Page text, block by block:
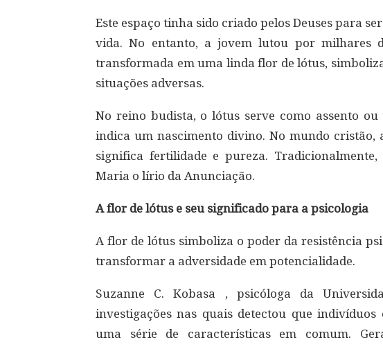
Este espaço tinha sido criado pelos Deuses para
vida. No entanto, a jovem lutou por milhares
transformada em uma linda flor de lótus,
situações adversas.
No reino budista, o lótus serve como assento
indica um nascimento divino. No mundo
significa fertilidade e pureza.
Maria o lírio da Anunciação.
A flor de lótus e seu significado para a psicologia
A flor de lótus simboliza o poder da resistência
transformar a adversidade em potencialidade.
Suzanne C. Kobasa , psicóloga da
investigações nas quais detectou que indivíduos
uma série de características em comum.